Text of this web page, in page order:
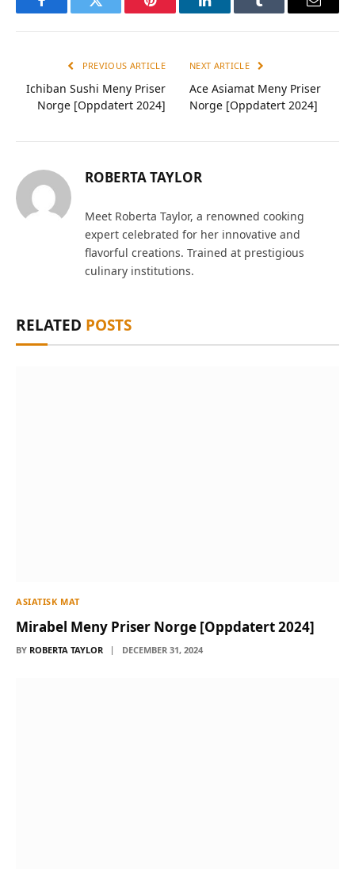
FacebookTwitter Pinterest LinkedInTumblr Email
PREVIOUS ARTICLE
Ichiban Sushi Meny Priser
Norge [Oppdatert 2024]
NEXT ARTICLE
Ace Asiamat Meny Priser
Norge [Oppdatert 2024]
ROBERTA TAYLOR
Meet Roberta Taylor, a renowned cooking
expert celebrated for her innovative and
flavorful creations. Trained at prestigious
culinary institutions.
RELATED POSTS
ASIATISK MAT
Mirabel Meny Priser Norge [Oppdatert 2024]
BY ROBERTA TAYLOR DECEMBER 31, 2024